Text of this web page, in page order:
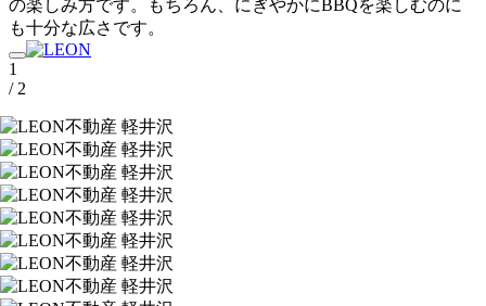
の楽しみ方です。もちろん、にぎやかにBBQを楽しむのに
も十分な広さです。
1
/ 2